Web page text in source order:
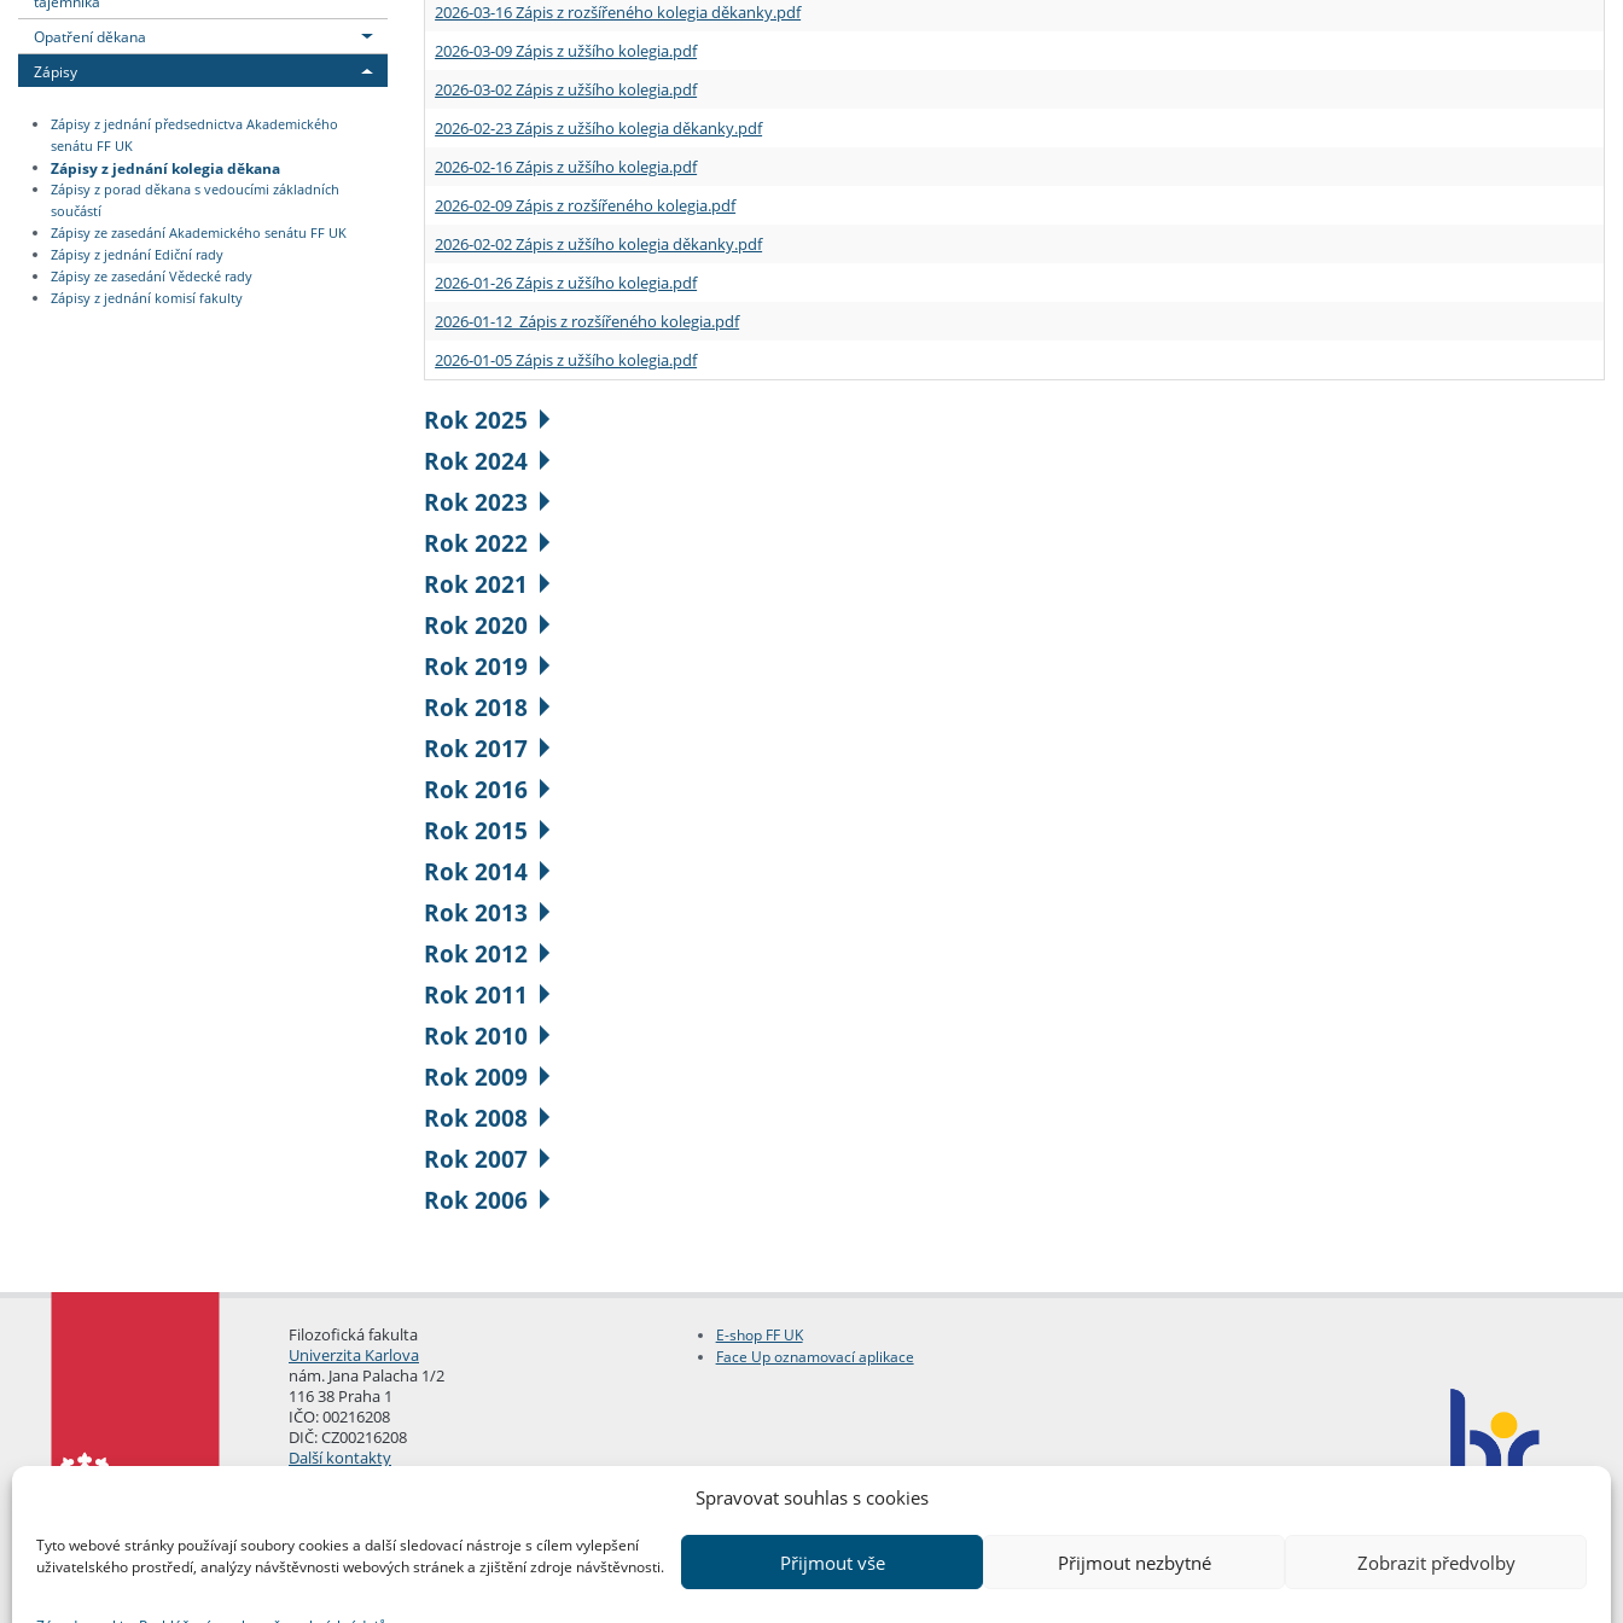
Spravovat souhlas s cookies
Tyto webové stránky používají soubory cookies a další sledovací nástroje s cílem vylepšení
uživatelského prostředí, analýzy návštěvnosti webových stránek a zjištění zdroje návštěvnosti.
Přijmout vše Přijmout nezbytné Zobrazit předvolby
Opatření děkana
Zápisy
Zápisy z jednání předsednictva Akademického
senátu FF UK
Zápisy z jednání kolegia děkana
Zápisy z porad děkana s vedoucími základních
součástí
Zápisy ze zasedání Akademického senátu FF UK
Zápisy z jednání Ediční rady
Zápisy ze zasedání Vědecké rady
Zápisy z jednání komisí fakulty
2026-03-16 Zápis z rozšířeného kolegia děkanky.pdf
2026-03-09 Zápis z užšího kolegia.pdf
2026-03-02 Zápis z užšího kolegia.pdf
2026-02-23 Zápis z užšího kolegia děkanky.pdf
2026-02-16 Zápis z užšího kolegia.pdf
2026-02-09 Zápis z rozšířeného kolegia.pdf
2026-02-02 Zápis z užšího kolegia děkanky.pdf
2026-01-26 Zápis z užšího kolegia.pdf
2026-01-12 Zápis z rozšířeného kolegia.pdf
2026-01-05 Zápis z užšího kolegia.pdf
Rok 2025
Rok 2024
Rok 2023
Rok 2022
Rok 2021
Rok 2020
Rok 2019
Rok 2018
Rok 2017
Rok 2016
Rok 2015
Rok 2014
Rok 2013
Rok 2012
Rok 2011
Rok 2010
Rok 2009
Rok 2008
Rok 2007
Rok 2006
Filozofická fakulta
Univerzita Karlova
nám. Jana Palacha 1/2
116 38 Praha 1
IČO: 00216208
DIČ: CZ00216208
Další kontakty
E-shop FF UK
Face Up oznamovací aplikace